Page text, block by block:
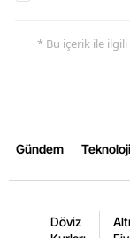
* Bu içerik ile
Gündem Teknoloji
Döviz